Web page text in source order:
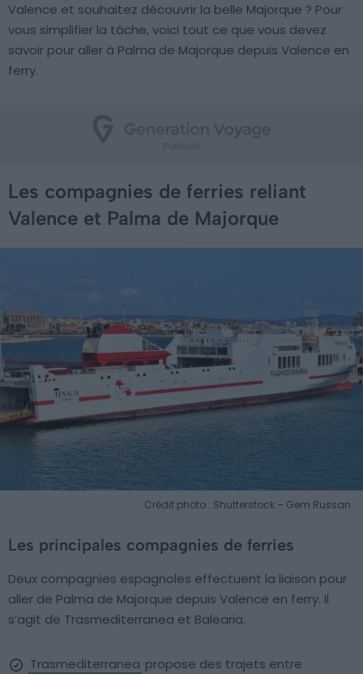
Valence et souhaitez découvrir la belle Majorque ? Pour
vous simplifier la tâche, voici tout ce que vous devez
savoir pour aller à Palma de Majorque depuis Valence en
ferry.
Les compagnies de ferries reliant
Valence et Palma de Majorque
Crédit photo : Shutterstock – Gem Russan
Les principales compagnies de ferries
Deux compagnies espagnoles effectuent la liaison pour
aller de Palma de Majorque depuis Valence en ferry. Il
s’agit de Trasmediterranea et Balearia.
Trasmediterranea propose des trajets entre